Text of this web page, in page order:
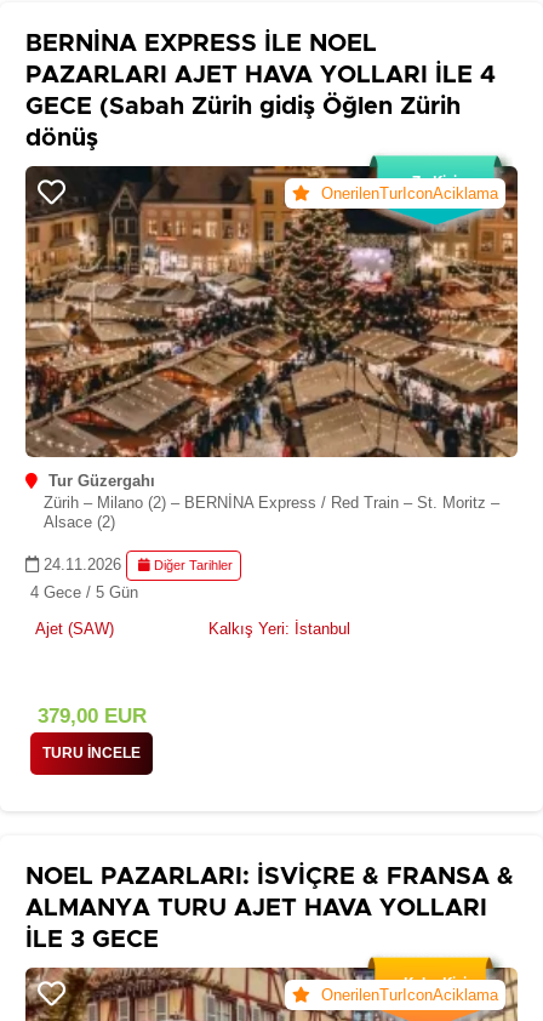
BERNİNA EXPRESS İLE NOEL
PAZARLARI AJET HAVA YOLLARI İLE 4
GECE (Sabah Zürih gidiş Öğlen Zürih
dönüş
OnerilenTurIconAciklama
7+ Kişi
Tur Güzergahı
Zürih – Milano (2) – BERNİNA Express / Red Train – St. Moritz –
Alsace (2)
24.11.2026 Diğer Tarihler
4 Gece / 5 Gün
Ajet (SAW)
Kalkış Yeri: İstanbul
379,00EUR
TURU İNCELE
NOEL PAZARLARI: İSVİÇRE & FRANSA &
ALMANYA TURU AJET HAVA YOLLARI
İLE 3 GECE
OnerilenTurIconAciklama
KalanKisi